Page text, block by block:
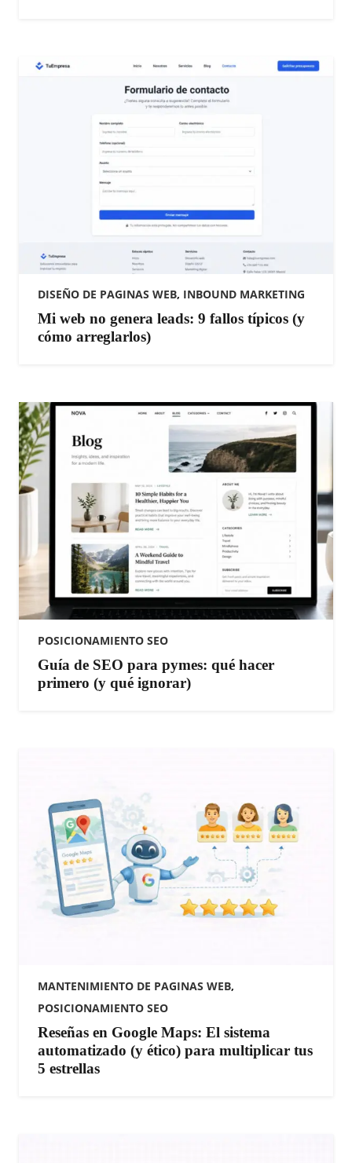
DISEÑO DE PAGINAS WEB, INBOUND MARKETING
Mi web no genera leads: 9 fallos típicos (y
cómo arreglarlos)
POSICIONAMIENTO SEO
Guía de SEO para pymes: qué hacer
primero (y qué ignorar)
MANTENIMIENTO DE PAGINAS WEB,
POSICIONAMIENTO SEO
​Reseñas en Google Maps: El sistema
automatizado (y ético) para multiplicar tus
5 estrellas